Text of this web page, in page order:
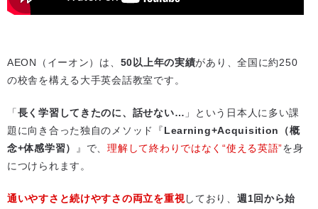
AEON（イーオン）は、 50以上年の実績があり、全国に約250
の校舎を構える大手英会話教室です。
「長く学習してきたのに、話せない… 」という日本人に多い課
題に向き合った独自のメソッド『Learning+Acquisition（概
念+体感学習）
』で、理解して終わりではなく“使える英語”を身
につけられます。
通いやすさと続けやすさの両立を重視しており、 週1回から始